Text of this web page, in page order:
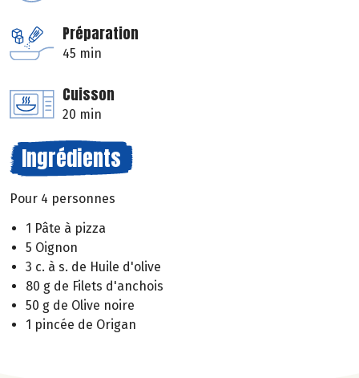
Préparation
45 min
Cuisson
20 min
Ingrédients
Pour 4 personnes
1 Pâte à pizza
5 Oignon
3 c. à s. de Huile d'olive
80 g de Filets d'anchois
50 g de Olive noire
1 pincée de Origan